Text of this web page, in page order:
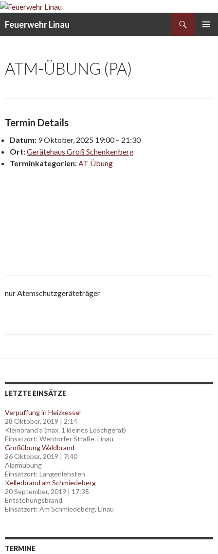
Feuerwehr Linau
ATM-ÜBUNG (PA)
Termin Details
Datum: 9 Oktober, 2025 19:00– 21:30
Ort:Gerätehaus Groß Schenkenberg
Terminkategorien:AT Übung
nur Atemschutzgeräteträger
navigation
LETZTE EINSÄTZE
Verpuffung in Heizkessel
28 Oktober, 2019 | 2:14
Kleinbrand a (max. 1 kleines Löschgerät)
Einsatzort: Wentorfer Straße, Linau
Großübung Waldbrand
26 Oktober, 2019 | 7:40
Alarmübung
Einsatzort: Langenlehsten
Kellerbrand am Schmiedeberg
20 September, 2019 | 17:35
Entstehungsbrand
Einsatzort: Am Schmiedeberg, Linau
TERMINE